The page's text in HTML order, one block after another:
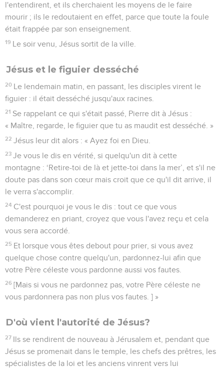
l'entendirent, et ils cherchaient les moyens de le faire
mourir ; ils le redoutaient en effet, parce que toute la foule
était frappée par son enseignement.
19 Le soir venu, Jésus sortit de la ville.
Jésus et le figuier desséché
20 Le lendemain matin, en passant, les disciples virent le
figuier : il était desséché jusqu'aux racines.
21 Se rappelant ce qui s'était passé, Pierre dit à Jésus :
« Maître, regarde, le figuier que tu as maudit est desséché. »
22 Jésus leur dit alors : « Ayez foi en Dieu.
23 Je vous le dis en vérité, si quelqu'un dit à cette
montagne : ‘Retire-toi de là et jette-toi dans la mer’, et s'il ne
doute pas dans son cœur mais croit que ce qu'il dit arrive, il
le verra s'accomplir.
24 C'est pourquoi je vous le dis : tout ce que vous
demanderez en priant, croyez que vous l'avez reçu et cela
vous sera accordé.
25 Et lorsque vous êtes debout pour prier, si vous avez
quelque chose contre quelqu'un, pardonnez-lui afin que
votre Père céleste vous pardonne aussi vos fautes.
26 [Mais si vous ne pardonnez pas, votre Père céleste ne
vous pardonnera pas non plus vos fautes. ] »
D'où vient l'autorité de Jésus?
27 Ils se rendirent de nouveau à Jérusalem et, pendant que
Jésus se promenait dans le temple, les chefs des prêtres, les
spécialistes de la loi et les anciens vinrent vers lui